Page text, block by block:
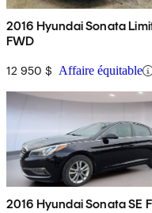
2016 Hyundai Sonata
FWD
12 950 $ Affaire équitable
2016 Hyundai Sonata SE